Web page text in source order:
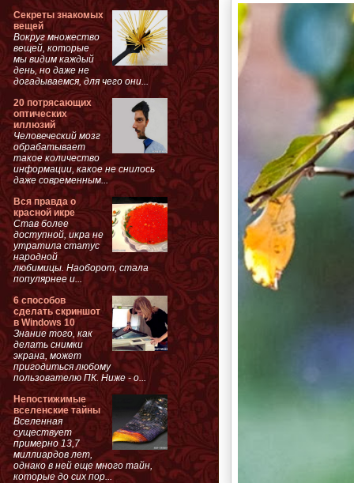
Секреты знакомых
вещей
Вокруг множество
вещей, которые
мы видим каждый
день, но даже не
догадываемся, для чего они...
20 потрясающих
оптических
иллюзий
Человеческий мозг
обрабатывает
такое количество
информации, какое не снилось
даже современным...
Вся правда о
красной икре
Став более
доступной, икра не
утратила статус
народной
любимицы. Наоборот, стала
популярнее и...
6 способов
сделать скриншот
в Windows 10
Знание того, как
делать снимки
экрана, может
пригодиться любому
пользователю ПК. Ниже - о...
Непостижимые
вселенские тайны
Вселенная
существует
примерно 13,7
миллиардов лет,
однако в ней еще много тайн,
которые до сих пор...